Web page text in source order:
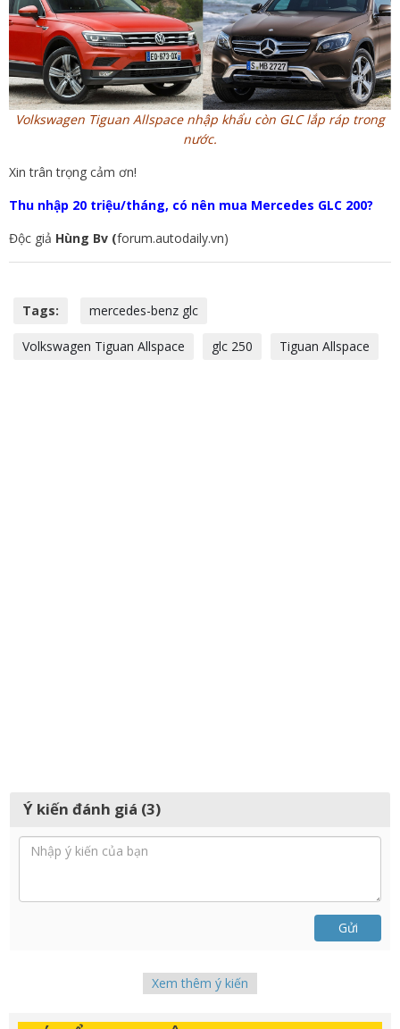
Volkswagen Tiguan Allspace nhập khẩu còn GLC lắp ráp trong
nước.
Xin trân trọng cảm ơn!
Thu nhập 20 triệu/tháng, có nên mua Mercedes GLC 200?
Độc giả Hùng Bv (forum.autodaily.vn)
Tags: mercedes-benz glc
Volkswagen Tiguan Allspace glc 250 Tiguan Allspace
Ý kiến đánh giá (3)
Gửi
Xem thêm ý kiến